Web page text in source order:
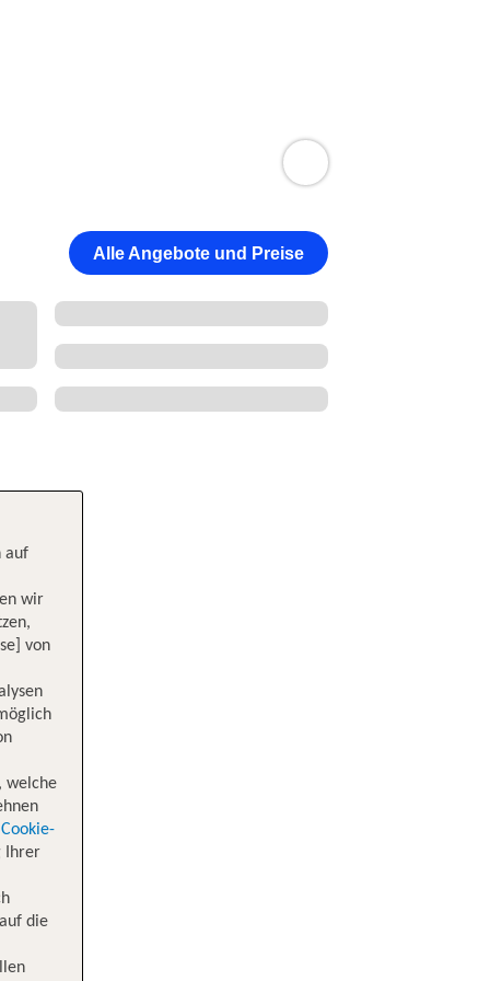
Alle Angebote und Preise
auf
wir
von
welche
Cookie-
Ihrer
die